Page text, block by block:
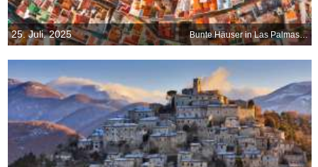
25. Juli. 2025 Bunte Häuser in Las Palmas de Gran Canaria, Spanien